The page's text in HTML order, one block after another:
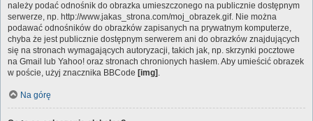
należy podać odnośnik do obrazka umieszczonego na publicznie dostępnym
serwerze, np. http://www.jakas_strona.com/moj_obrazek.gif. Nie można
podawać odnośników do obrazków zapisanych na prywatnym komputerze,
chyba że jest publicznie dostępnym serwerem ani do obrazków znajdujących
się na stronach wymagających autoryzacji, takich jak, np. skrzynki pocztowe
na Gmail lub Yahoo! oraz stronach chronionych hasłem. Aby umieścić obrazek
w poście, użyj znacznika BBCode [img] .
Na górę